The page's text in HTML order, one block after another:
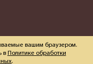
вашим браузером.
в Политике обработки
.